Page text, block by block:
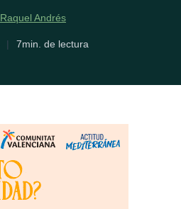
Raquel Andrés
| 7min. de lectura